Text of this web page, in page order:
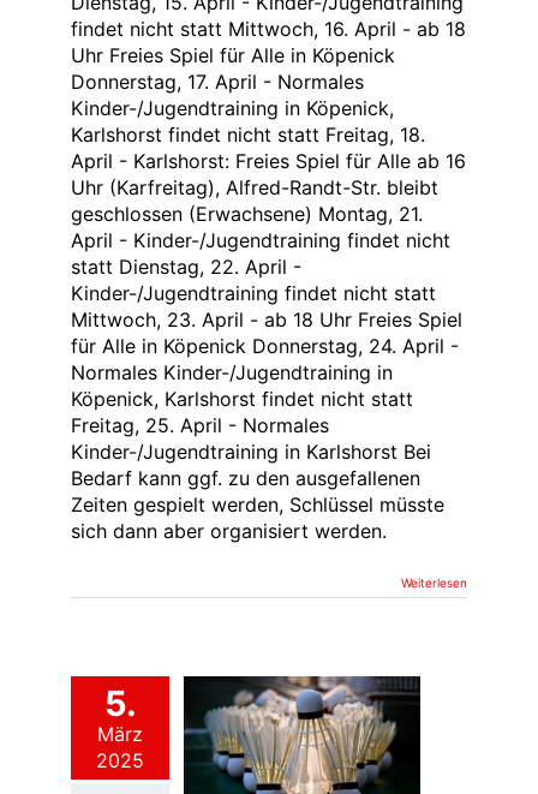
findet nicht statt Mittwoch, 16. April - ab 18
Uhr Freies Spiel für Alle in Köpenick
Donnerstag, 17. April - Normales
Kinder-/Jugendtraining in Köpenick,
Karlshorst findet nicht statt Freitag, 18.
April - Karlshorst: Freies Spiel für Alle ab 16
Uhr (Karfreitag), Alfred-Randt-Str. bleibt
geschlossen (Erwachsene) Montag, 21.
April - Kinder-/Jugendtraining findet nicht
statt Dienstag, 22. April -
Kinder-/Jugendtraining findet nicht statt
Mittwoch, 23. April - ab 18 Uhr Freies Spiel
für Alle in Köpenick Donnerstag, 24. April -
Normales Kinder-/Jugendtraining in
Köpenick, Karlshorst findet nicht statt
Freitag, 25. April - Normales
Kinder-/Jugendtraining in Karlshorst Bei
Bedarf kann ggf. zu den ausgefallenen
Zeiten gespielt werden, Schlüssel müsste
sich dann aber organisiert werden.
Weiterlesen
5.
März
2025
– 23.03.2025